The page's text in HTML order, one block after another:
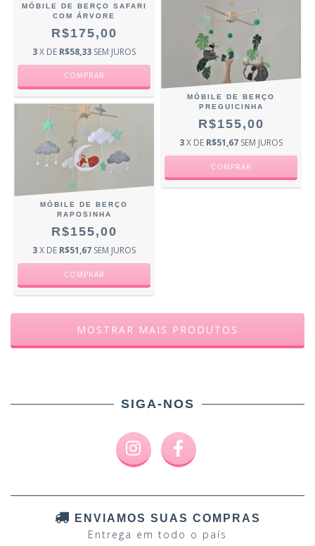
MÓBILE DE BERÇO SAFARI
COM ÁRVORE
R$175,00
3X DE R$58,33 SEM JUROS
MÓBILE DE BERÇO
RAPOSINHA
R$155,00
3X DE R$51,67 SEM JUROS
MÓBILE DE BERÇO
PREGUICINHA
R$155,00
3X DE R$51,67 SEM JUROS
MOSTRAR MAIS PRODUTOS
SIGA-NOS
ENVIAMOS SUAS COMPRAS
Entrega em todo o país